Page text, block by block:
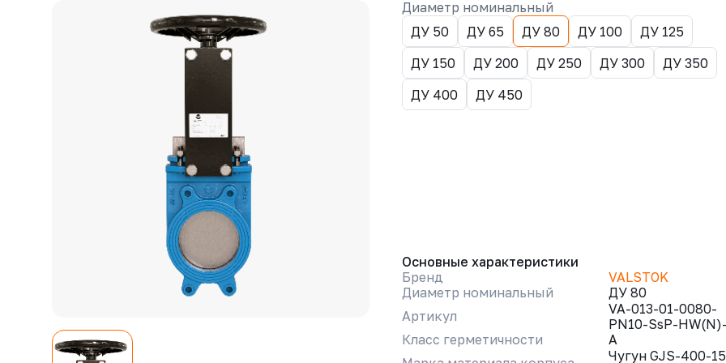
Диаметр номинальный
ДУ 50
ДУ 65 ДУ 80 ДУ 100
ДУ 125
ДУ 150
ДУ 200 ДУ 250 ДУ 300
ДУ 350
ДУ 400
ДУ 450
Основные характеристики
Бренд
VALSTOK
Диаметр номинальный
ДУ 80
Артикул
VA-013-01-0080-
PN10-SsP-
Класс герметичности
A
Чугун GJS-400-15